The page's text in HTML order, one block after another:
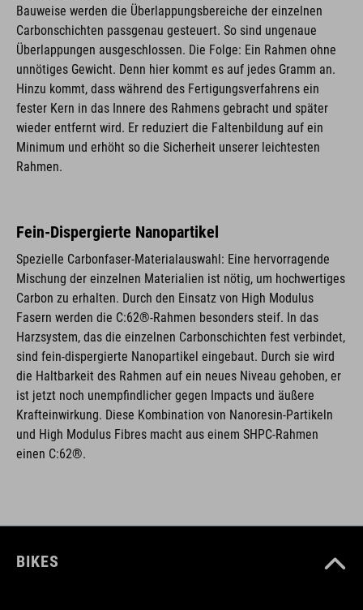
Bauweise werden die Überlappungsbereiche der einzelnen
Carbonschichten passgenau gesteuert. So sind ungenaue
Überlappungen ausgeschlossen. Die Folge: Ein Rahmen ohne
unnötiges Gewicht. Denn hier kommt es auf jedes Gramm an.
Hinzu kommt, dass während des Fertigungsverfahrens ein
fester Kern in das Innere des Rahmens gebracht und später
wieder entfernt wird. Er reduziert die Faltenbildung auf ein
Minimum und erhöht so die Sicherheit unserer leichtesten
Rahmen.
Fein-Dispergierte Nanopartikel
Spezielle Carbonfaser-Materialauswahl: Eine hervorragende
Mischung der einzelnen Materialien ist nötig, um hochwertiges
Carbon zu erhalten. Durch den Einsatz von High Modulus
Fasern werden die C:62®-Rahmen besonders steif. In das
Harzsystem, das die einzelnen Carbonschichten fest verbindet,
sind fein-dispergierte Nanopartikel eingebaut. Durch sie wird
die Haltbarkeit des Rahmen auf ein neues Niveau gehoben, er
ist jetzt noch unempfindlicher gegen Impacts und äußere
Krafteinwirkung. Diese Kombination von Nanoresin-Partikeln
und High Modulus Fibres macht aus einem SHPC-Rahmen
einen C:62®.
BIKES